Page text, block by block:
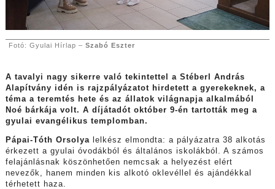
Fotó: Gyulai Hírlap – Szabó Eszter
A tavalyi nagy sikerre való tekintettel a Stéberl András
Alapítvány idén is rajzpályázatot hirdetett a gyerekeknek, a
téma a teremtés hete és az állatok világnapja alkalmából
Noé bárkája volt. A díjátadót október 9-én tartották meg a
gyulai evangélikus templomban.
Pápai-Tóth Orsolya lelkész elmondta: a pályázatra 38 alkotás
érkezett a gyulai óvodákból és általános iskolákból. A számos
felajánlásnak köszönhetően nemcsak a helyezést elért
nevezők, hanem minden kis alkotó oklevéllel és ajándékkal
térhetett haza.